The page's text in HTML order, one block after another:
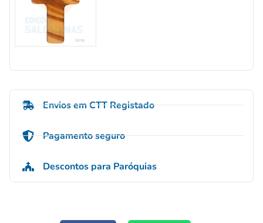
Envios em CTT Registado
Pagamento seguro
Descontos para Paróquias